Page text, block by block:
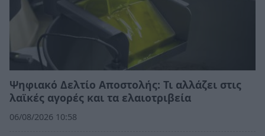
Ψηφιακό Δελτίο Αποστολής: Τι αλλάζει στις
λαϊκές αγορές και τα ελαιοτριβεία
06/08/2026 10:58